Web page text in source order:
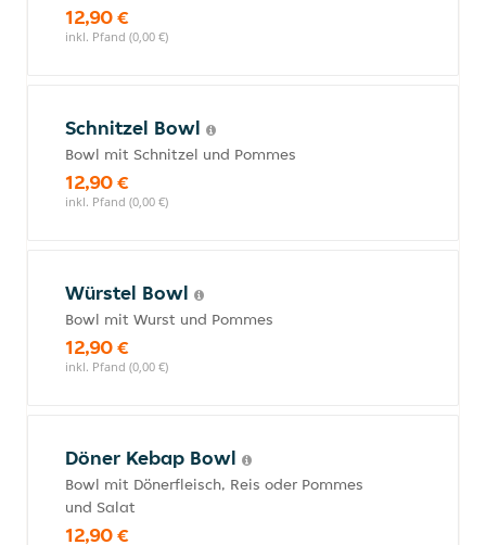
12,90 €
inkl. Pfand (0,00 €)
Schnitzel Bowl
Bowl mit Schnitzel und Pommes
12,90 €
inkl. Pfand (0,00 €)
Würstel Bowl
Bowl mit Wurst und Pommes
12,90 €
inkl. Pfand (0,00 €)
Döner Kebap Bowl
Bowl mit Dönerfleisch, Reis oder Pommes
und Salat
12,90 €